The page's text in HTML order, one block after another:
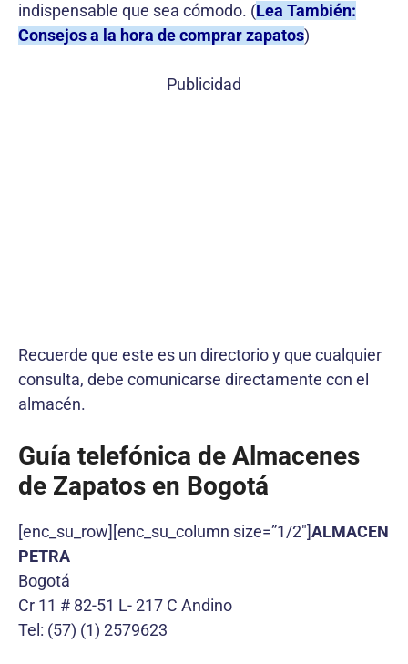
indispensable que sea cómodo. (Lea También:
Consejos a la hora de comprar zapatos)
Publicidad
Recuerde que este es un directorio y que cualquier
consulta, debe comunicarse directamente con el
almacén.
Guía telefónica de Almacenes
de Zapatos en Bogotá
[enc_su_row][enc_su_column size=”1/2″]ALMACEN
PETRA
Bogotá
Cr 11 # 82-51 L- 217 C Andino
Tel: (57) (1) 2579623